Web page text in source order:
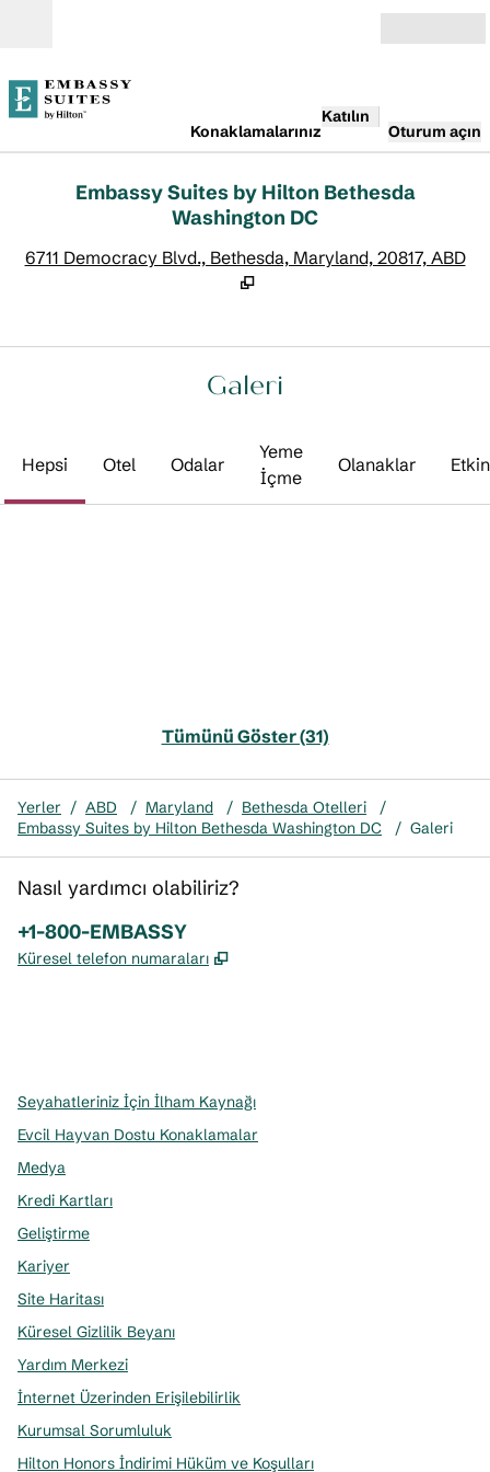
Konaklamalarınız
Katılın
Oturum açın
Embassy Suites by Hilton Bethesda
Washington DC
6711 Democracy Blvd., Bethesda, Maryland, 20817, ABD
Galeri
Hepsi Otel Odalar
Yeme
İçme
Olanaklar
Tümünü Göster (31)
Yerler / ABD / Maryland / Bethesda Otelleri
/
Embassy Suites by Hilton Bethesda Washington DC
/ Galeri
Nasıl yardımcı olabiliriz?
Telefon:
+1-800-EMBASSY
Küresel telefon numaraları ,
Seyahatleriniz İçin İlham Kaynağı
Evcil Hayvan Dostu Konaklamalar
Medya
Kredi Kartları
Geliştirme
Kariyer
Site Haritası
Küresel Gizlilik Beyanı
Yardım Merkezi
İnternet Üzerinden Erişilebilirlik
Kurumsal Sorumluluk
Hilton Honors İndirimi Hüküm ve Koşulları